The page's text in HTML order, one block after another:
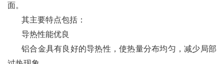
面。
其主要特点包括：
导热性能优良
铝合金具有良好的导热性，使热量分布均匀，减少局部